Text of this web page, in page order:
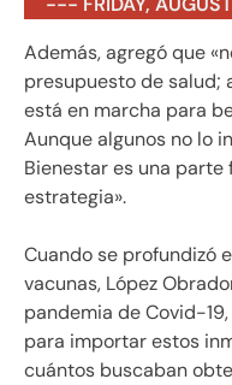
Además, agregó que
presupuesto de salud;
está en marcha para
Aunque algunos no lo
Bienestar es una
estrategia».
Cuando se profundizó
vacunas, López
pandemia de Covid-
para importar estos
cuántos buscaban